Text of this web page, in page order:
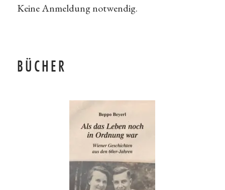
Keine Anmeldung notwendig.
BÜCHER